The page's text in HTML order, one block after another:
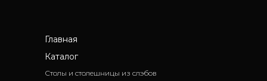
Главная
Каталог
Столы и столешницы из слэбов